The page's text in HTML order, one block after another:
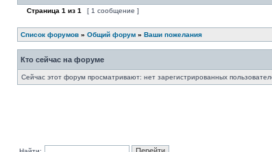
Страница 1 из 1 [ 1 сообщение ]
Список форумов » Общий форум » Ваши пожелания
Кто сейчас на форуме
Сейчас этот форум просматривают: нет зарегистрированных